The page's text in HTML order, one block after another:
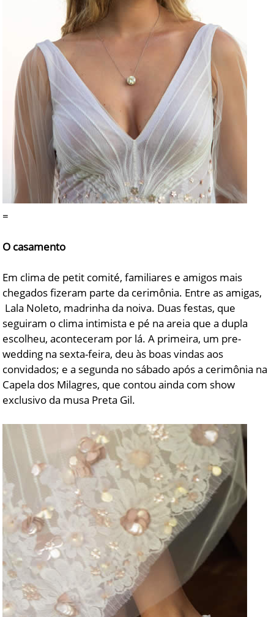
=
O casamento
Em clima de petit comité, familiares e amigos mais
chegados fizeram parte da cerimônia. Entre as amigas,
Lala Noleto, madrinha da noiva. Duas festas, que
seguiram o clima intimista e pé na areia que a dupla
escolheu, aconteceram por lá. A primeira, um pre-
wedding na sexta-feira, deu às boas vindas aos
convidados; e a segunda no sábado após a cerimônia na
Capela dos Milagres, que contou ainda com show
exclusivo da musa Preta Gil.